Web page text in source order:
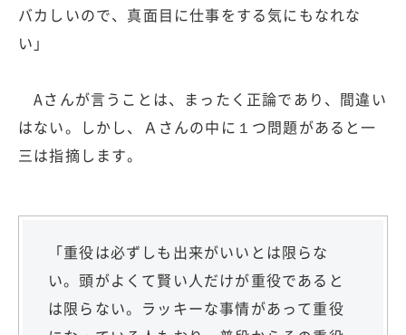
バカしいので、真面目に仕事をする気にもなれな
い」
Aさんが言うことは、まったく正論であり、間違い
はない。しかし、Ａさんの中に１つ問題があると一
三は指摘します。
「重役は必ずしも出来がいいとは限らな
い。頭がよくて賢い人だけが重役であると
は限らない。ラッキーな事情があって重役